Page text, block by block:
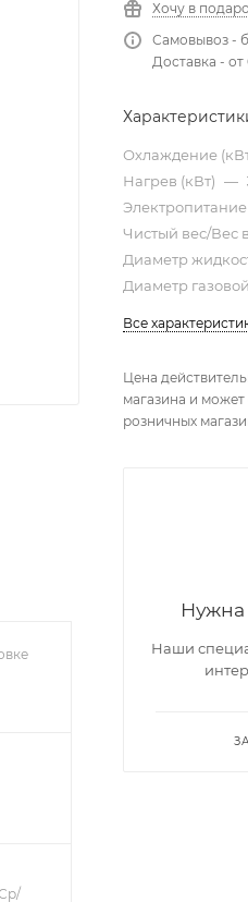
Хочу в
Самовывоз -
Доставка - от
Охлаждение
Нагрев (кВт) —
Чистый вес/Вес
Диаметр
Диаметр
Все
Цена
магазина и может
розничных
Нужна
Наши